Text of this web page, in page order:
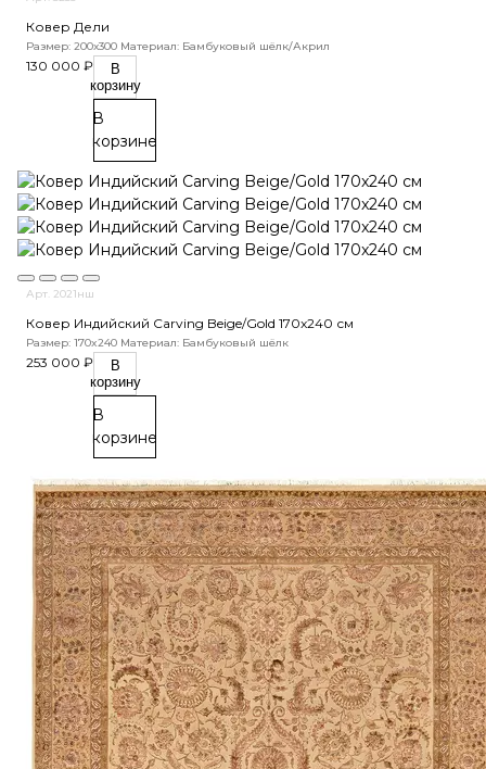
Ковер Дели
Размер: 200х300 Материал: Бамбуковый шёлк/Акрил
130 000 ₽
В
корзину
В
корзине
Арт. 2021нш
Ковер Индийский Carving Beige/Gold 170x240 см
Размер: 170x240 Материал: Бамбуковый шёлк
253 000 ₽
В
корзину
В
корзине